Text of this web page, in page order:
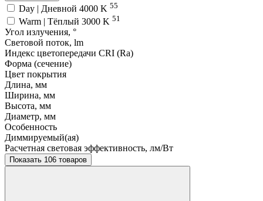
Day | Дневной 4000 K 55
Warm | Тёплый 3000 K 51
Угол излучения, °
Световой поток, lm
Индекс цветопередачи CRI (Ra)
Форма (сечение)
Цвет покрытия
Длина, мм
Ширина, мм
Высота, мм
Диаметр, мм
Особенность
Диммируемый(ая)
Расчетная световая эффективность, лм/Вт
Показать 106 товаров